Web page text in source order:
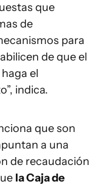
que
de
para
de que el
el
indica.
que son
a una
de recaudación
la Caja de